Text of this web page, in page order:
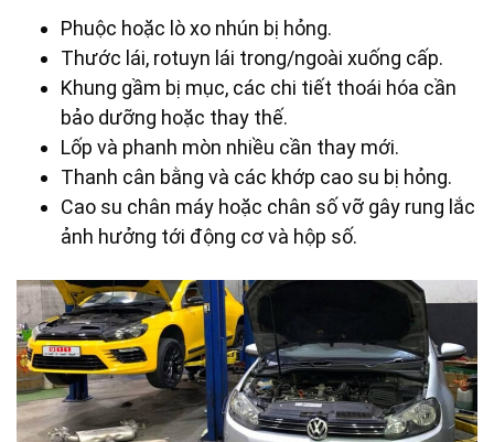
Phuộc hoặc lò xo nhún bị hỏng.
Thước lái, rotuyn lái trong/ngoài xuống cấp.
Khung gầm bị mục, các chi tiết thoái hóa cần
bảo dưỡng hoặc thay thế.
Lốp và phanh mòn nhiều cần thay mới.
Thanh cân bằng và các khớp cao su bị hỏng.
Cao su chân máy hoặc chân số vỡ gây rung lắc
ảnh hưởng tới động cơ và hộp số.